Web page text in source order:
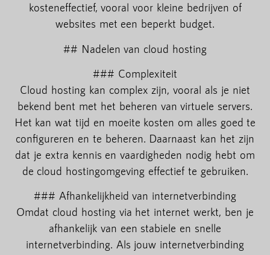
kosteneffectief, vooral voor kleine bedrijven of
websites met een beperkt budget.
## Nadelen van cloud hosting
### Complexiteit
Cloud hosting kan complex zijn, vooral als je niet
bekend bent met het beheren van virtuele servers.
Het kan wat tijd en moeite kosten om alles goed te
configureren en te beheren. Daarnaast kan het zijn
dat je extra kennis en vaardigheden nodig hebt om
de cloud hostingomgeving effectief te gebruiken.
### Afhankelijkheid van internetverbinding
Omdat cloud hosting via het internet werkt, ben je
afhankelijk van een stabiele en snelle
internetverbinding. Als jouw internetverbinding